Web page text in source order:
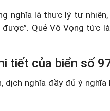
nghĩa là thực lý tự
được”. Quẻ Vô Vọng
tiết của biển số
dịch nghĩa đầy đủ ý